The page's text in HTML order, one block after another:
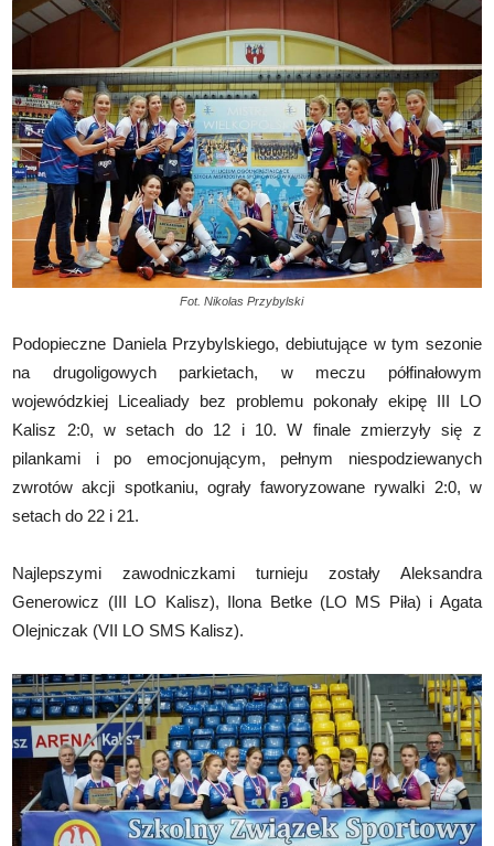
Fot. Nikolas Przybylski
Podopieczne Daniela Przybylskiego, debiutujące w tym sezonie
na drugoligowych parkietach, w meczu półfinałowym
wojewódzkiej Licealiady bez problemu pokonały ekipę III LO
Kalisz 2:0, w setach do 12 i 10. W finale zmierzyły się z
pilankami i po emocjonującym, pełnym niespodziewanych
zwrotów akcji spotkaniu, ograły faworyzowane rywalki 2:0, w
setach do 22 i 21.
Najlepszymi zawodniczkami turnieju zostały Aleksandra
Generowicz (III LO Kalisz), Ilona Betke (LO MS Piła) i Agata
Olejniczak (VII LO SMS Kalisz).